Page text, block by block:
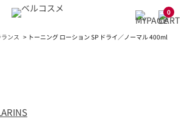
0
ンス > トーニング ローション SP ドライ／ノーマル 400ml